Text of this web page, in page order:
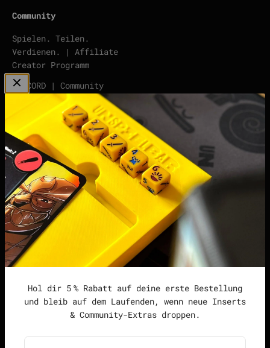
Hol dir 5 % Rabatt auf deine erste Bestellung
und bleib auf dem Laufenden, wenn neue Inserts
& Community-Extras droppen.
Community
Spielen. Teilen.
Verdienen. | Affiliate
Creator Programm
DISCORD | Community
points | Score Tracker
Podcast
Impressum
Datenschutzerklärung
Widerrufsrecht &
Widerrufsformular
Allgemeine
Geschäftsbedingungen
Deutschland (EUR €) Deutsch